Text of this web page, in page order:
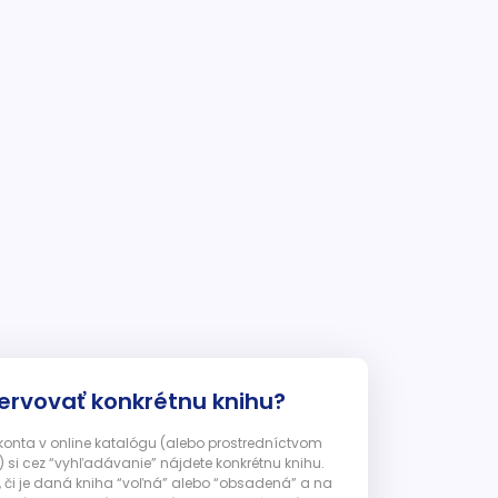
konkrétnu knihu?
v online katalógu (alebo prostredníctvom
cez “vyhľadávanie” nájdete konkrétnu knihu.
je daná kniha “voľná” alebo “obsadená” a na